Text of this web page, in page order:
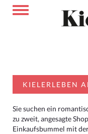
KIELERLEBEN
Sie suchen ein
zu zweit, angesagte
Einkaufsbummel mit